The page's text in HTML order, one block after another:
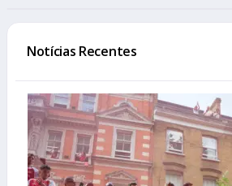
Notícias Recentes